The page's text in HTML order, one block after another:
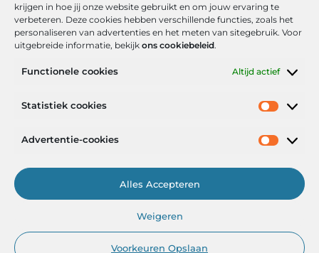
krijgen in hoe jij onze website gebruikt en om jouw ervaring te
verbeteren. Deze cookies hebben verschillende functies, zoals het
personaliseren van advertenties en het meten van sitegebruik. Voor
uitgebreide informatie, bekijk ons cookiebeleid.
Functionele cookies Altijd actief
Statistiek cookies
Advertentie-cookies
Alles Accepteren
Weigeren
Voorkeuren Opslaan
Het Portaal voor Inzichten en Inspiratie
— AdviesPortal.nl verzamelt de beste blogs en artikelen om jou te
helpen groeien. Ontdek, leer en laat je inspireren!
Onze informatie